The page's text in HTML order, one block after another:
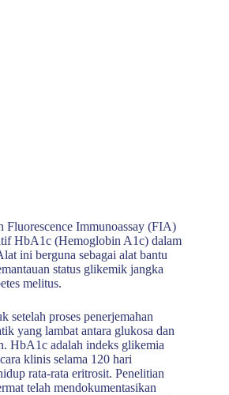
Immunoassay (FIA)
HbA1c (Hemoglobin A1c) dalam
ini berguna sebagai alat bantu
status glikemik jangka
melitus.
setelah proses penerjemahan
yang lambat antara glukosa dan
HbA1c adalah indeks glikemia
klinis selama 120 hari
rata-rata eritrosit. Penelitian
telah mendokumentasikan